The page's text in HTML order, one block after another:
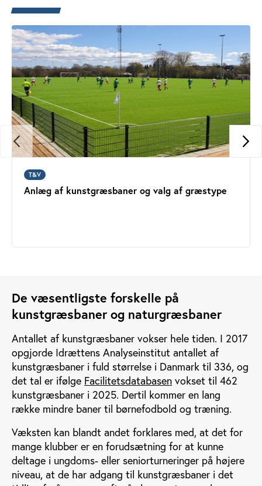
T&V
Anlæg af kunstgræsbaner og valg af græstype
De væsentligste forskelle på
kunstgræsbaner og naturgræsbaner
Antallet af kunstgræsbaner vokser hele tiden. I 2017
opgjorde Idrættens Analyseinstitut antallet af
kunstgræsbaner i fuld størrelse i Danmark til 336, og
det tal er ifølge Facilitetsdatabasen vokset til 462
kunstgræsbaner i 2025. Dertil kommer en lang
række mindre baner til børnefodbold og træning.
Væksten kan blandt andet forklares med, at det for
mange klubber er en forudsætning for at kunne
deltage i ungdoms- eller seniorturneringer på højere
niveau, at de har adgang til kunstgræsbaner i det